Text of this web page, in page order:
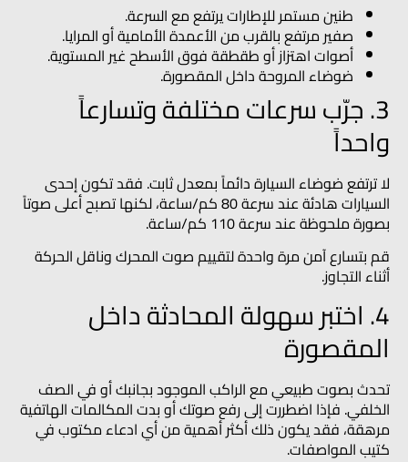
طنين مستمر للإطارات يرتفع مع السرعة.
صفير مرتفع بالقرب من الأعمدة الأمامية أو المرايا.
أصوات اهتزاز أو طقطقة فوق الأسطح غير المستوية.
ضوضاء المروحة داخل المقصورة.
3. جرّب سرعات مختلفة وتسارعاً
واحداً
لا ترتفع ضوضاء السيارة دائماً بمعدل ثابت. فقد تكون إحدى
السيارات هادئة عند سرعة 80 كم/ساعة، لكنها تصبح أعلى صوتاً
بصورة ملحوظة عند سرعة 110 كم/ساعة.
قم بتسارع آمن مرة واحدة لتقييم صوت المحرك وناقل الحركة
أثناء التجاوز.
4. اختبر سهولة المحادثة داخل
المقصورة
تحدث بصوت طبيعي مع الراكب الموجود بجانبك أو في الصف
الخلفي. فإذا اضطررت إلى رفع صوتك أو بدت المكالمات الهاتفية
مرهقة، فقد يكون ذلك أكثر أهمية من أي ادعاء مكتوب في
كتيب المواصفات.